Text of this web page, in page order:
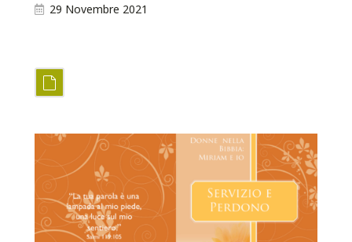
29 Novembre 2021